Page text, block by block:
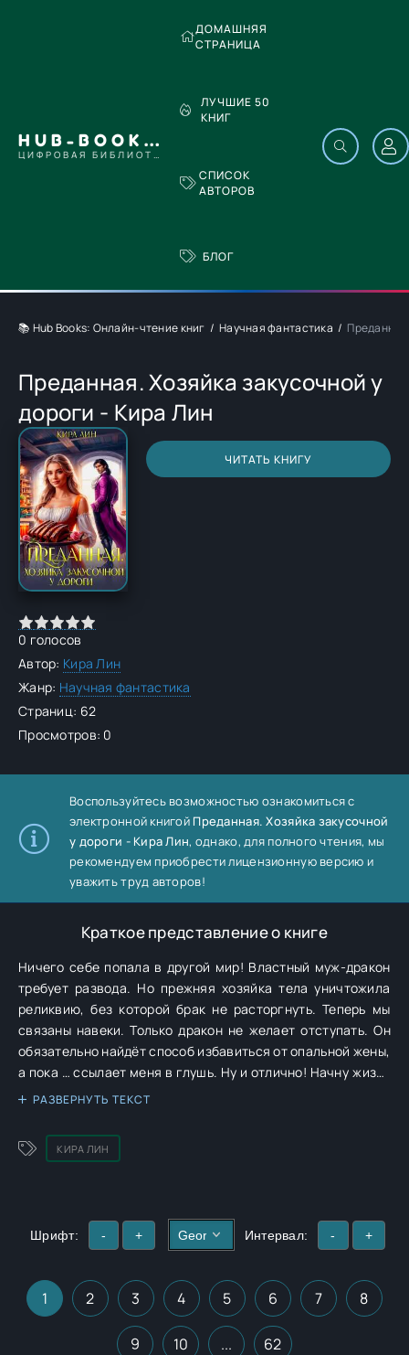
HUB-BOOKS.COM
ЦИФРОВАЯ БИБЛИОТЕКА
ДОМАШНЯЯ
СТРАНИЦА
ЛУЧШИЕ 50
КНИГ
СПИСОК
АВТОРОВ
БЛОГ
📚 Hub Books: Онлайн-чтение книг Научная фантастика
Преданная. Хозяйка закусочной у
дороги - Кира Лин
ЧИТАТЬ КНИГУ
0 голосов
Автор: Кира Лин
Жанр: Научная фантастика
Страниц: 62
Просмотров: 0
Воспользуйтесь возможностью ознакомиться с
электронной книгой Преданная. Хозяйка закусочной
у дороги - Кира Лин, однако, для полного чтения, мы
рекомендуем приобрести лицензионную версию и
уважить труд авторов!
Краткое представление о книге
Ничего себе попала в другой мир! Властный муж-дракон
требует развода. Но прежняя хозяйка тела уничтожила
реликвию, без которой брак не расторгнуть. Теперь мы
связаны навеки. Только дракон не желает отступать. Он
обязательно найдёт способ избавиться от опальной жены,
а пока … ссылает меня в глушь. Ну и отлично! Начну жизнь
с чистого листа, подниму заброшенное хозяйство и
Чешуйчатым вход воспрещён!
РАЗВЕРНУТЬ ТЕКСТ
КИРА ЛИН
Шрифт: - + Интервал: - +
1 2 3 4 5 6 7 8
9 10 ... 62